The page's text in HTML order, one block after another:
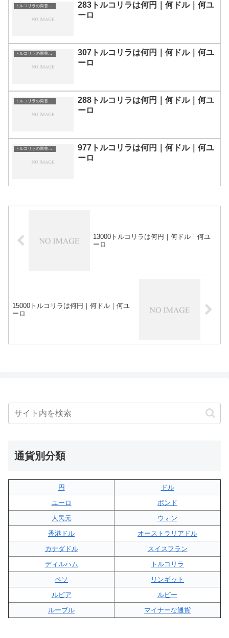
トルコリラの両替目安
283トルコリラは何円｜何ドル｜何ユ
ーロ
トルコリラの両替目安
307トルコリラは何円｜何ドル｜何ユ
ーロ
トルコリラの両替目安
288トルコリラは何円｜何ドル｜何ユ
ーロ
トルコリラの両替目安
977トルコリラは何円｜何ドル｜何ユ
ーロ
13000トルコリラは何円｜何ドル｜何ユ
ーロ
15000トルコリラは何円｜何ドル｜何ユ
ーロ
通貨別分類
円
ドル
ユーロ
ポンド
人民元
ウォン
香港ドル
オーストラリアドル
カナダドル
スイスフラン
ディルハム
トルコリラ
ペソ
リンギット
ルピア
ルピー
ルーブル
マイナーな通貨